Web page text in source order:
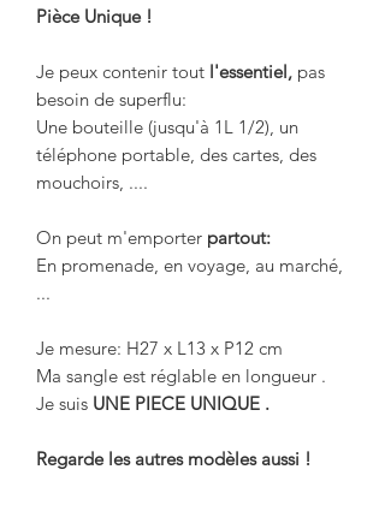
Pièce Unique !
Je peux contenir tout l'essentiel, pas
besoin de superflu:
Une bouteille (jusqu'à 1L 1/2), un
téléphone portable, des cartes, des
mouchoirs, ....
On peut m'emporter partout:
En promenade, en voyage, au marché,
...
Je mesure: H27 x L13 x P12 cm
Ma sangle est réglable en longueur .
Je suis UNE PIECE UNIQUE .
Regarde les autres modèles aussi !